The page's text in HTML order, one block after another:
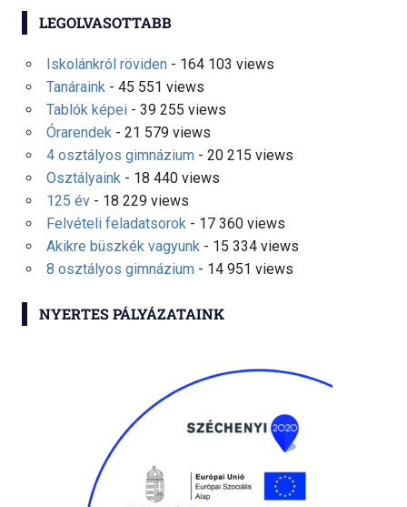
LEGOLVASOTTABB
Iskolánkról röviden- 164 103 views
Tanáraink- 45 551 views
Tablók képei- 39 255 views
Órarendek- 21 579 views
4 osztályos gimnázium- 20 215 views
Osztályaink- 18 440 views
125 év- 18 229 views
Felvételi feladatsorok- 17 360 views
Akikre büszkék vagyunk- 15 334 views
8 osztályos gimnázium- 14 951 views
NYERTES PÁLYÁZATAINK